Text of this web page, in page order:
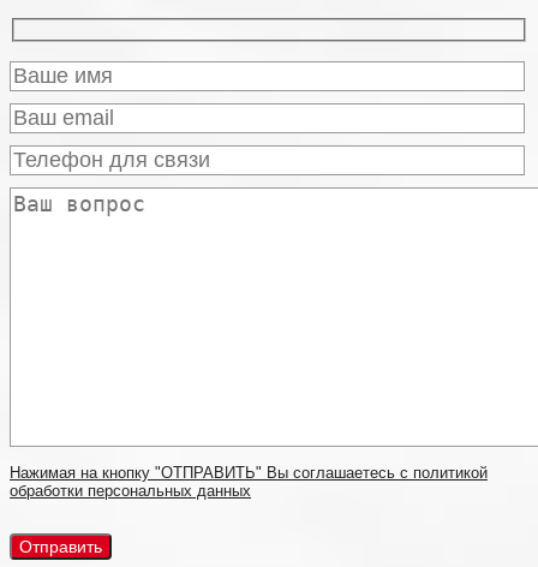
Нажимая на кнопку "ОТПРАВИТЬ" Вы соглашаетесь с политикой
обработки персональных данных